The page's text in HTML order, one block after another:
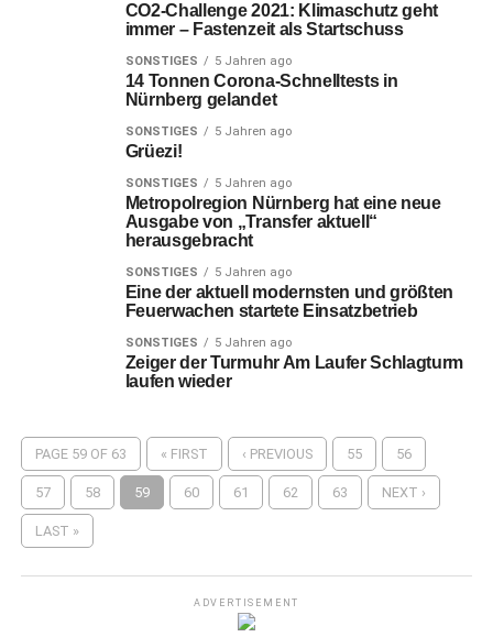
CO2-Challenge 2021: Klimaschutz geht
immer – Fastenzeit als Startschuss
SONSTIGES 5 Jahren ago
14 Tonnen Corona-Schnelltests in
Nürnberg gelandet
SONSTIGES 5 Jahren ago
Grüezi!
SONSTIGES 5 Jahren ago
Metropolregion Nürnberg hat eine neue
Ausgabe von „Transfer aktuell“
herausgebracht
SONSTIGES 5 Jahren ago
Eine der aktuell modernsten und größten
Feuerwachen startete Einsatzbetrieb
SONSTIGES 5 Jahren ago
Zeiger der Turmuhr Am Laufer Schlagturm
laufen wieder
PAGE 59 OF 63 « FIRST ‹ PREVIOUS 55 56
57 58 59 60 61 62 63 NEXT ›
LAST »
ADVERTISEMENT